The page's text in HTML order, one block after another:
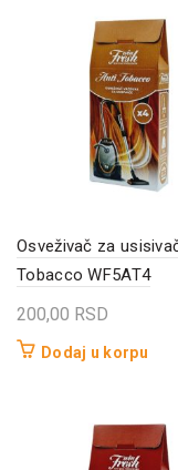
Osveživač za
Tobacco WF5AT4
200,00 RSD
Dodaj u korpu